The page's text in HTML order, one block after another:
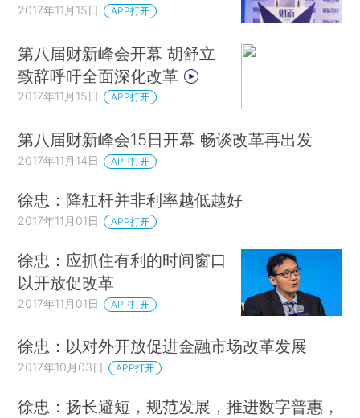
2017年11月15日 APP打开
第八届财新峰会开幕 胡舒立
致辞呼吁全面深化改革
2017年11月15日 APP打开
第八届财新峰会15日开幕 畅谈改革再出发
2017年11月14日 APP打开
徐忠：降杠杆并非利率越低越好
2017年11月01日 APP打开
徐忠：应抓住有利的时间窗口
以开放促改革
2017年11月01日 APP打开
徐忠：以对外开放促进金融市场改革发展
2017年10月03日 APP打开
徐忠：扬长避短，规范发展，推进数字普惠，